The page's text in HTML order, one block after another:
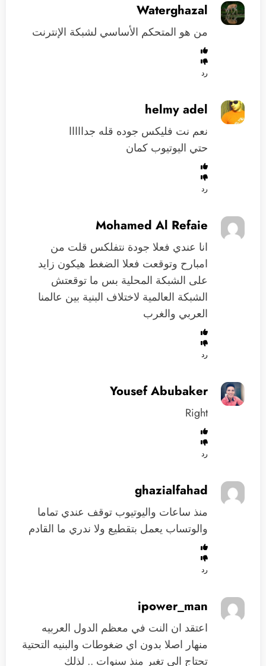
Waterghazal
من هو المتحكم الأساسي لشبكة الإنترنت
رد
helmy adel
نعم نت فليكس جوده قله جدااااا
حتي اليوتيوب كمان
رد
Mohamed Al Refaie
انا عندي فعلا جودة نتفلكس قلت من
امبارح وتوقعت فعلا الضغط هيكون زايد
على الشبكة المحلية بس ما توقعتش
الشبكة العالمية لاختلاف البنية بين عالمنا
العربي والغرب
رد
Yousef Abubaker
Right
رد
ghazialfahad
منذ ساعات واليوتيوب توقف عندي تماما
والوتساب يعمل بتقطيع ولا ندري ما القادم
رد
ipower_man
اعتقد ان النت في معظم الدول العربيه
منهار اصلا بدون اي ضغوطات والبنيه التحتية
تحتاج الي تغير منذ سنوات .. لذلك